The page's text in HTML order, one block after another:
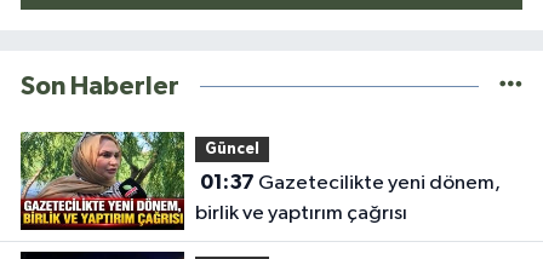
Son Haberler
Güncel
01:37
birlik ve yaptırım çağrısı